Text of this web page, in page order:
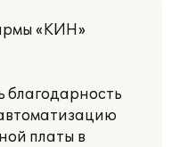
«КИН»
благодарность
платы в